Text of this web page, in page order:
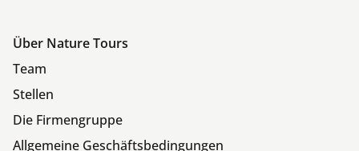
Über Nature Tours
Team
Stellen
Die Firmengruppe
Allgemeine Geschäftsbedingungen